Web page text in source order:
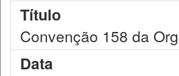
Título
Convenção 158 da
Data